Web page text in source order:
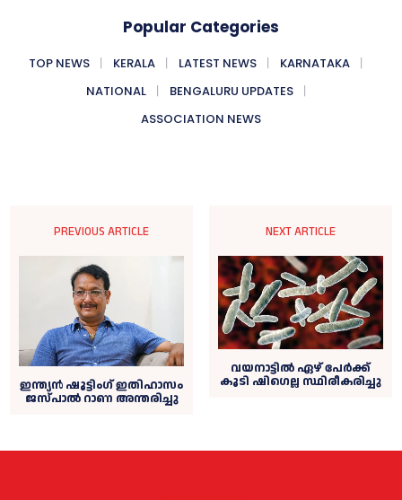
Popular Categories
TOP NEWS KERALA LATEST NEWS
KARNATAKA
NATIONAL
BENGALURU UPDATES
ASSOCIATION NEWS
PREVIOUS ARTICLE
ഇന്ത്യന്‍ ഷൂട്ടിംഗ് ഇതിഹാസം
ജസ്പാല്‍ റാണ അന്തരിച്ചു
NEXT ARTICLE
വയനാട്ടില്‍ ഏഴ് പേര്‍ക്ക്
കൂടി ഷിഗെല്ല സ്ഥിരീകരിച്ചു